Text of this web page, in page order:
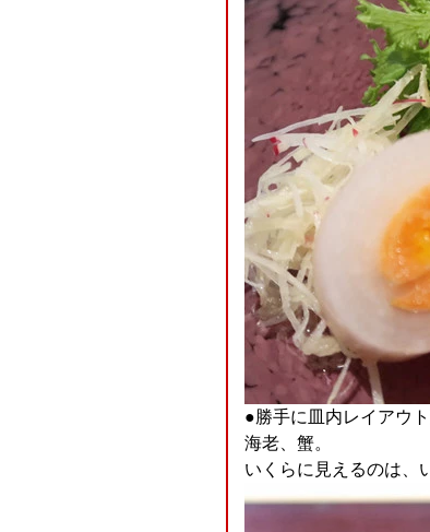
●勝手に皿内レイアウ
海老、蟹。
いくらに見えるのは、